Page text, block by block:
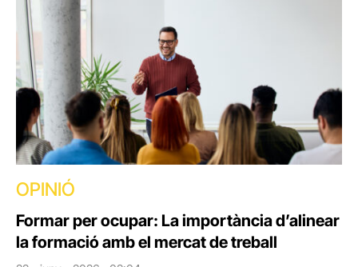
OPINIÓ
Formar per ocupar: La importància d’alinear
la formació amb el mercat de treball